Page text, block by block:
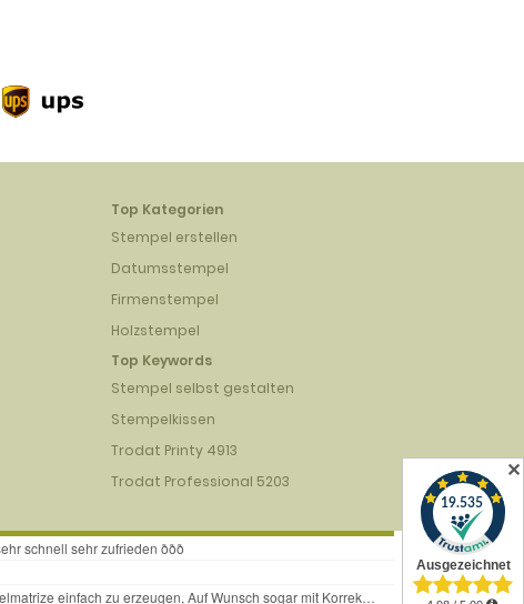
Top Kategorien
Stempel erstellen
Datumsstempel
Firmenstempel
Holzstempel
Top Keywords
Stempel selbst gestalten
Stempelkissen
Trodat Printy 4913
Trodat Professional 5203
✕